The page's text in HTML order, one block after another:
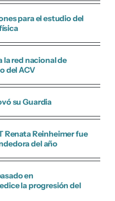
para el estudio del
la red nacional de
del ACV
su Guardia
Renata Reinheimer fue
del año
en
la progresión del